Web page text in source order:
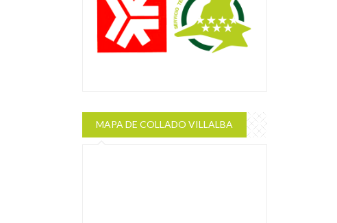
MAPA DE COLLADO VILLALBA